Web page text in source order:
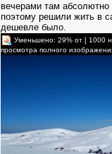
вечерами там
поэтому решили жить в
дешевле было.
Уменьшено: 29% от [ 1000
просмотра полного